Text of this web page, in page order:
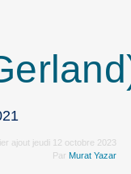
ajout jeudi 12 octobre 2023
Par Murat Yazar